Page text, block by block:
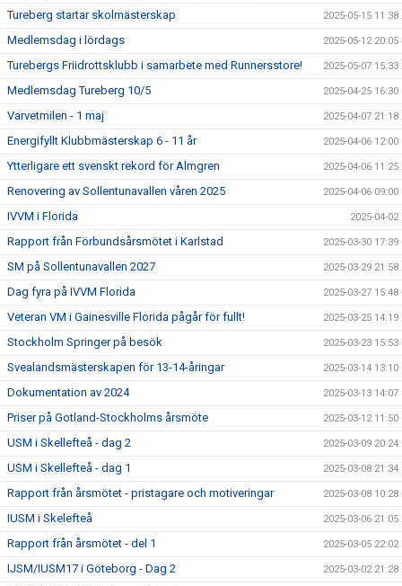
Tureberg startar skolmästerskap 2025-05-15 11:38
Medlemsdag i lördags 2025-05-12 20:05
Turebergs Friidrottsklubb i samarbete med Runnersstore! 2025-05-07 15:33
Medlemsdag Tureberg 10/5 2025-04-25 16:30
Varvetmilen - 1 maj 2025-04-07 21:18
Energifyllt Klubbmästerskap 6 - 11 år 2025-04-06 12:00
Ytterligare ett svenskt rekord för Almgren 2025-04-06 11:25
Renovering av Sollentunavallen våren 2025 2025-04-06 09:00
IVVM i Florida 2025-04-02
Rapport från Förbundsårsmötet i Karlstad 2025-03-30 17:39
SM på Sollentunavallen 2027 2025-03-29 21:58
Dag fyra på IVVM Florida 2025-03-27 15:48
Veteran VM i Gainesville Florida pågår för fullt! 2025-03-25 14:19
Stockholm Springer på besök 2025-03-23 15:53
Svealandsmästerskapen för 13-14-åringar 2025-03-14 13:10
Dokumentation av 2024 2025-03-13 14:07
Priser på Gotland-Stockholms årsmöte 2025-03-12 11:50
USM i Skellefteå - dag 2 2025-03-09 20:24
USM i Skellefteå - dag 1 2025-03-08 21:34
Rapport från årsmötet - pristagare och motiveringar 2025-03-08 10:28
IUSM i Skelefteå 2025-03-06 21:05
Rapport från årsmötet - del 1 2025-03-05 22:02
IJSM/IUSM17 i Göteborg - Dag 2 2025-03-02 21:28